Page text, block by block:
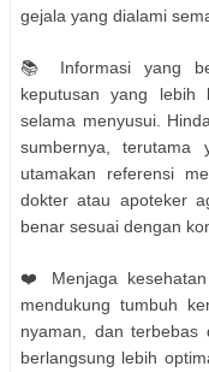
gejala yang dialami
📚 Informasi yang
keputusan yang lebih
selama menyusui.
sumbernya, terutama
utamakan referensi
dokter atau apoteker
benar sesuai dengan
❤️ Menjaga kesehatan
mendukung tumbuh
nyaman, dan terbebas
berlangsung lebih